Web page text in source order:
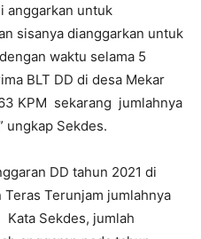
anggarkan untuk
sisanya dianggarkan untuk
waktu selama 5
BLT DD di desa Mekar
KPM sekarang jumlahnya
ungkap Sekdes.
DD tahun 2021 di
Teras Terunjam jumlahnya
Sekdes, jumlah